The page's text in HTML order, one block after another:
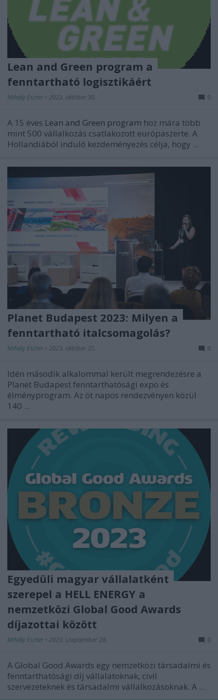
Lean and Green program a
fenntartható logisztikáért
Mihály Eszter • 2023. október 30. 0
A 15 éves Lean and Green program hoz mára több
mint 500 vállalkozás csatlakozott európaszerte. A
Hollandiából induló kezdeményezés célja, hogy ...
Planet Budapest 2023: Milyen a
fenntartható italcsomagolás?
Mihály Eszter • 2023. október 25. 0
Idén második alkalommal került megrendezésre a
Planet Budapest fenntarthatósági expo és
élményprogram. Az öt napos rendezvényen közül
140 ...
Egyedüli magyar vállalatként
szerepel a HELL ENERGY a
nemzetközi Global Good Awards
díjazottai között
Mihály Eszter • 2023. szeptember 28. 0
A Global Good Awards egy nemzetközi társadalmi és
fenntarthatósági díj vállalatoknak, civil
szervezeteknek és társadalmi vállalkozásoknak. A ...